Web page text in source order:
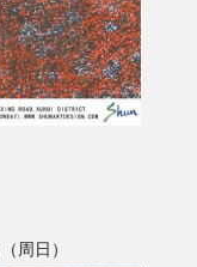
周日）